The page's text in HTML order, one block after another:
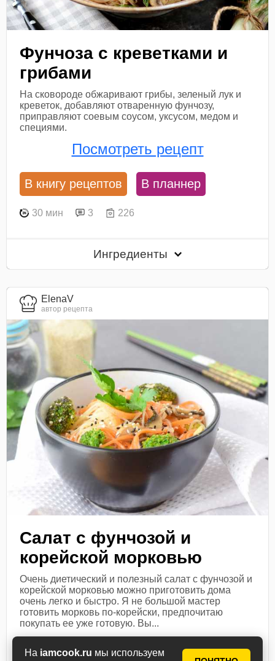
На iamcook.ru мы используем
Фунчоза с креветками и
грибами
На сковороде обжаривают грибы, зеленый лук и
креветок, добавляют отваренную фунчозу,
приправляют соевым соусом, уксусом, медом и
специями.
Посмотреть рецепт
В книгу рецептов В планнер
30 мин 3 226
Ингредиенты
ElenaV
автор рецепта
Салат с фунчозой и
корейской морковью
Очень диетический и полезный салат с фунчозой и
корейской морковью можно приготовить дома
очень легко и быстро. Я не большой мастер
готовить морковь по-корейски, предпочитаю
покупать ее уже готовую. Вы...
Посмотреть рецепт